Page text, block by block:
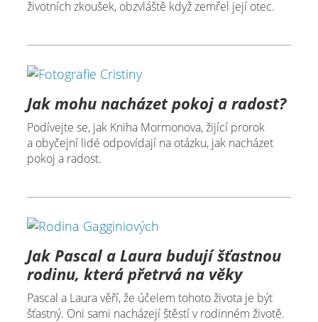
životních zkoušek, obzvláště když zemřel její otec.
Jak mohu nacházet pokoj a radost?
Podívejte se, jak Kniha Mormonova, žijící prorok
a obyčejní lidé odpovídají na otázku, jak nacházet
pokoj a radost.
Jak Pascal a Laura budují šťastnou
rodinu, která přetrvá na věky
Pascal a Laura věří, že účelem tohoto života je být
šťastný. Oni sami nacházejí štěstí v rodinném životě.